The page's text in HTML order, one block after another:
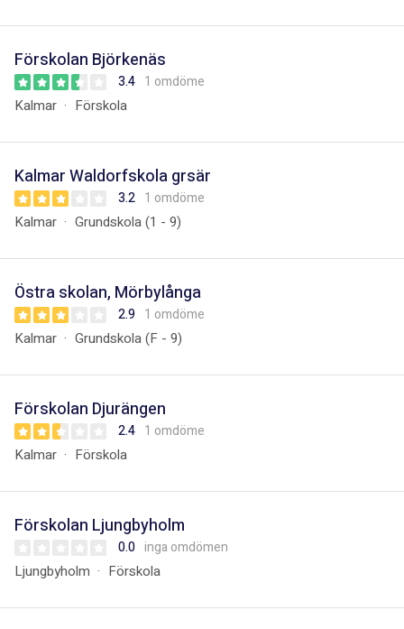
Förskolan Björkenäs
3.4 1 omdöme
Kalmar Förskola
Kalmar Waldorfskola grsär
3.2 1 omdöme
Kalmar Grundskola (1 - 9)
Östra skolan, Mörbylånga
2.9 1 omdöme
Kalmar Grundskola (F - 9)
Förskolan Djurängen
2.4 1 omdöme
Kalmar Förskola
Förskolan Ljungbyholm
0.0 inga omdömen
Ljungbyholm Förskola